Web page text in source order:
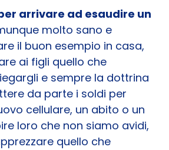
arrivare ad esaudire un
molto sano e
il buon esempio in casa,
ai figli quello che
e sempre la dottrina
da parte i soldi per
cellulare, un abito o un
loro che non siamo avidi,
quello che